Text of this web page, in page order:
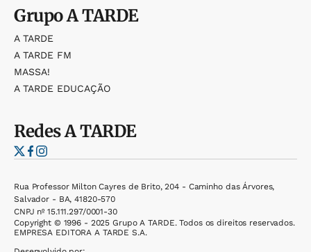
GrupoA TARDE
A TARDE
A TARDE FM
MASSA!
A TARDE EDUCAÇÃO
RedesA TARDE
Rua Professor Milton Cayres de Brito, 204 - Caminho das Árvores,
Salvador - BA, 41820-570
CNPJ nº 15.111.297/0001-30
Copyright © 1996 - 2025 Grupo A TARDE. Todos os direitos reservados.
EMPRESA EDITORA A TARDE S.A.